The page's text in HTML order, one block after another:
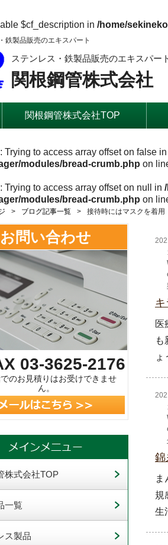
$cf_description in /home/
鉄製品販売のエキスパート
ステンレス・鉄製品販売のエキスパー
関根鋼管株式会社
関根鋼管株式会社TOP
: Trying to access array offset on false in
modules/bread-crumb.php on
: Trying to access array offset on null in
modules/bread-crumb.php on
ブログ記事一覧 接待時にはマスクを着用
医
も
錦
ま
規
生
お問い合わせ
03-3625-2176
のお見積りはお受けできませ
ん。
株式会社TOP
一覧
ス製品